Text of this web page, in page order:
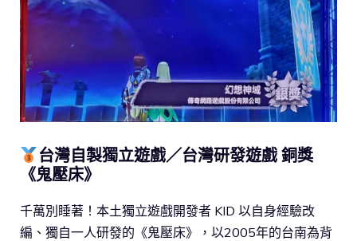
台灣自製獨立遊戲／台灣研發遊戲 銅獎
《鬼壓床》
千萬別睡著！本土獨立遊戲開發者 KID 以自身經驗改
編、獨自一人研發的《鬼壓床》，以2005年的台南為背